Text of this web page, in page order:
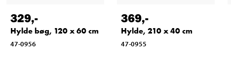
329,-
Hylde bøg, 120 x 60 cm
47-0956
369,-
Hylde, 210 x 40 cm
47-0955